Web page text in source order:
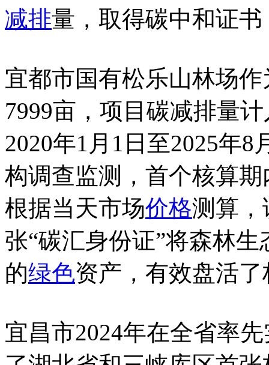
减排量，取得碳中和证
宜都市国有松乐山林场
7999亩，项目碳减排量
2020年1月1日至2025年
构调查监测，首个核算
根据当天市场价格测算，
张“碳汇身份证”将森林
的绿色资产，有效盘活
宜昌市2024年在全省率